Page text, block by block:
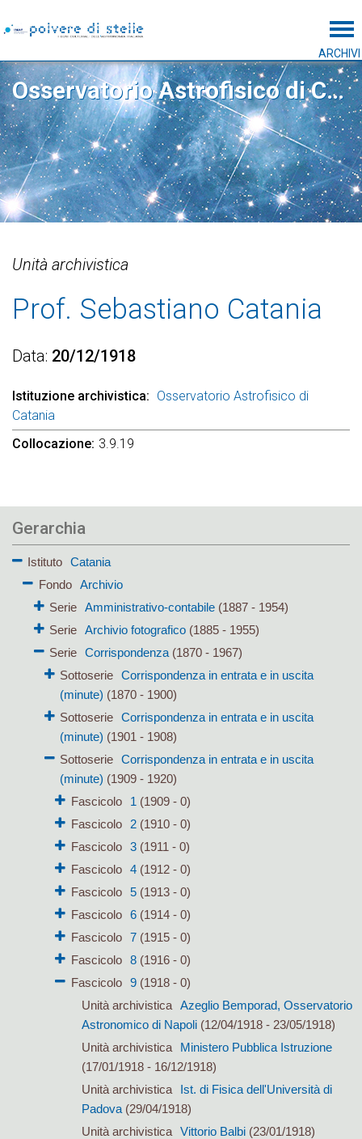
ARCHIVI
Osservatorio Astrofisico di Catania
Unità archivistica
Prof. Sebastiano Catania
Data 20/12/1918
Istituzione archivistica
Osservatorio Astrofisico di
Catania
Collocazione 3.9.19
Gerarchia
Istituto
Catania
Fondo
Archivio
Serie Amministrativo-contabile(1887 - 1954)
Serie Archivio fotografico(1885 - 1955)
Serie Corrispondenza(1870 - 1967)
Sottoserie
Corrispondenza in entrata e in uscita
(minute) (1870 - 1900)
Sottoserie
Corrispondenza in entrata e in uscita
(minute) (1901 - 1908)
Sottoserie
Corrispondenza in entrata e in uscita
(minute) (1909 - 1920)
Fascicolo
1 (1909 - 0)
Fascicolo
2(1910 - 0)
Fascicolo
3(1911 - 0)
Fascicolo
4(1912 - 0)
Fascicolo
5(1913 - 0)
Fascicolo
6(1914 - 0)
Fascicolo
7(1915 - 0)
Fascicolo
8(1916 - 0)
Fascicolo
9(1918 - 0)
Unità archivistica Azeglio Bemporad, Osservatorio
Astronomico di Napoli(12/04/1918 - 23/05/1918)
Unità archivistica
Ministero Pubblica Istruzione
(17/01/1918 - 16/12/1918)
Unità archivistica
Ist. di Fisica dell'Università di
Padova(29/04/1918)
Unità archivistica Vittorio Balbi(23/01/1918)